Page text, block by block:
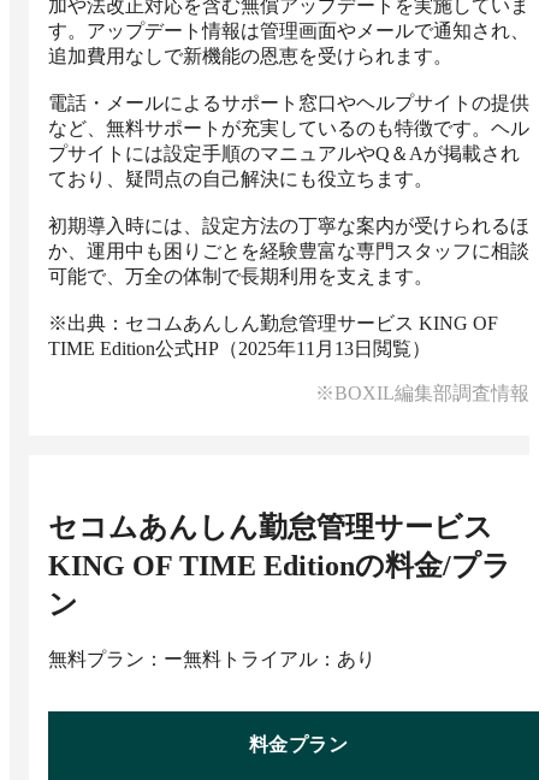
加や法改正対応を含む無償アップデートを実施していま
す。アップデート情報は管理画面やメールで通知され、
追加費用なしで新機能の恩恵を受けられます。
電話・メールによるサポート窓口やヘルプサイトの提供
など、無料サポートが充実しているのも特徴です。ヘル
プサイトには設定手順のマニュアルやQ＆Aが掲載され
ており、疑問点の自己解決にも役立ちます。
初期導入時には、設定方法の丁寧な案内が受けられるほ
か、運用中も困りごとを経験豊富な専門スタッフに相談
可能で、万全の体制で長期利用を支えます。
※出典：セコムあんしん勤怠管理サービス KING OF
TIME Edition公式HP（2025年11月13日閲覧）
※BOXIL編集部調査情報
セコムあんしん勤怠管理サービス
KING OF TIME Editionの料金/プラ
ン
無料プラン：ー無料トライアル：あり
料金プラン